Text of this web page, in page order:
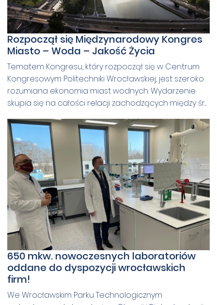
Rozpoczął się Międzynarodowy Kongres
Miasto – Woda – Jakość Życia
Tematem Kongresu, który rozpoczął się w Centrum
Kongresowym Politechniki Wrocławskiej, jest szeroko
rozumiana ekonomia miast wodnych. Wydarzenie
skupia się na całości relacji zachodzących między śr...
650 mkw. nowoczesnych laboratoriów
oddane do dyspozycji wrocławskich
firm!
We Wrocławskim Parku Technologicznym